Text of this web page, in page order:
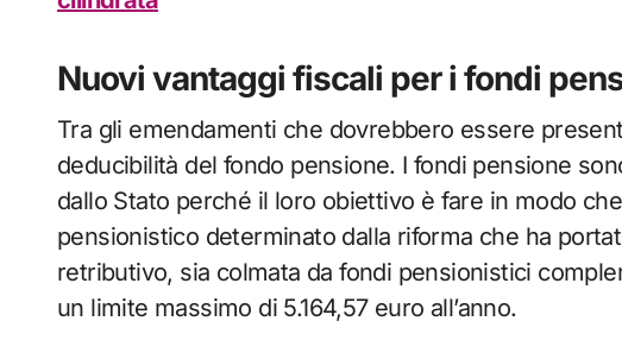
Nuovi vantaggi fiscali per i fondi
Tra gli emendamenti che dovrebbero essere
deducibilità del fondo pensione. I fondi pensione
dallo Stato perché il loro obiettivo è fare in modo
pensionistico determinato dalla riforma che ha
retributivo, sia colmata da fondi pensionistici
un limite massimo di 5.164,57 euro all’anno.